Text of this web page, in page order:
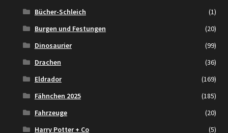
Bücher-Schleich
(1)
Burgen und Festungen
(20)
Dinosaurier
(99)
Drachen
(36)
Eldrador
(169)
Fähnchen 2025
(185)
Fahrzeuge
(20)
Harry Potter + Co
(5)